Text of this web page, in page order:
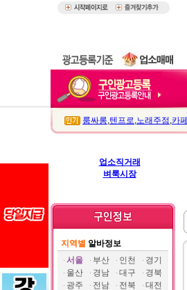
룸싸롱,텐프로,노래주점 ,카페
업소직거래
벼룩시장
지역별 알바정보
서울
부산 인천
경기
울산
경남 대구
경북
광주
전남 전북
대전